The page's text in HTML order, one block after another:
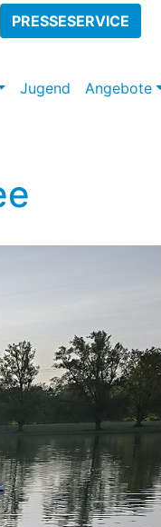
PRESSESERVICE
Jugend Angebote